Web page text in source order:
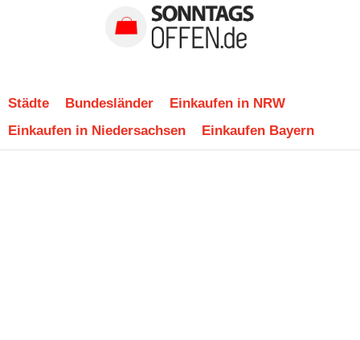
Städte Bundesländer
Einkaufen in NRW
Einkaufen in Niedersachsen
Einkaufen Bayern